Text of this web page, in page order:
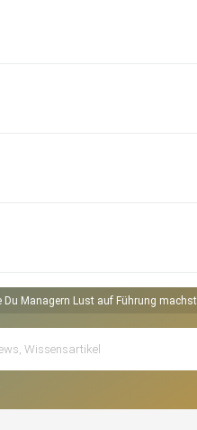
Du Managern Lust auf Führung machst